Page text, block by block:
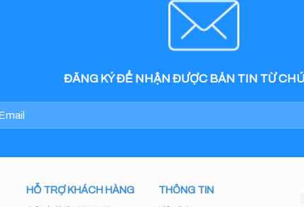
ĐĂNG KÝ ĐỂ NHẬN ĐƯỢC BẢN TIN TỪ
HỖ TRỢ KHÁCH HÀNG THÔNG TIN